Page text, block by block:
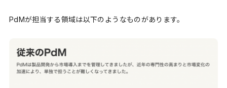
PdMが担当する領域は以下のようなものがあります。